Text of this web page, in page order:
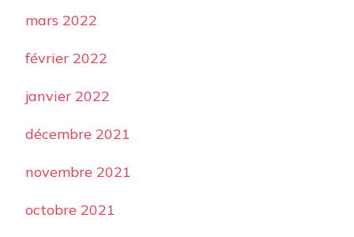
mars 2022
février 2022
janvier 2022
décembre 2021
novembre 2021
octobre 2021